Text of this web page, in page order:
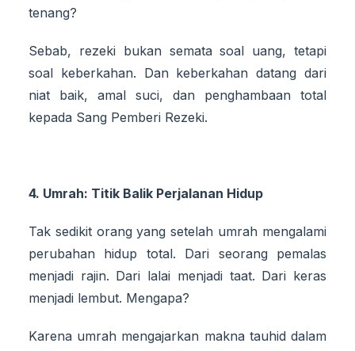
tenang?
Sebab, rezeki bukan semata soal uang, tetapi
soal keberkahan. Dan keberkahan datang dari
niat baik, amal suci, dan penghambaan total
kepada Sang Pemberi Rezeki.
4. Umrah: Titik Balik Perjalanan Hidup
Tak sedikit orang yang setelah umrah mengalami
perubahan hidup total. Dari seorang pemalas
menjadi rajin. Dari lalai menjadi taat. Dari keras
menjadi lembut. Mengapa?
Karena umrah mengajarkan makna tauhid dalam